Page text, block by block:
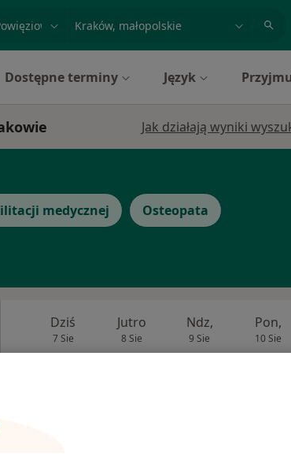
lub nazwiskomiasto lub dzielnica
Dostępne terminy Język
Jak działają wyniki
medycznej Osteopata
Dziś
7 Sie
Jutro
8 Sie
Ndz,
9 Sie
Pon,
10 Sie